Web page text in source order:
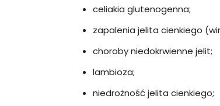
celiakia glutenogenna;
zapalenia jelita cienkiego
choroby niedokrwienne jelit;
lambioza;
niedrożność jelita cienkiego;